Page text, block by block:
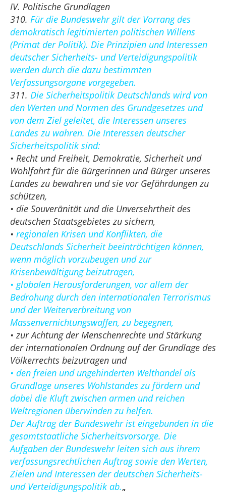
IV. Politische Grundlagen
310. Für die Bundeswehr gilt der Vorrang des
demokratisch legitimierten politischen Willens
(Primat der Politik). Die Prinzipien und Interessen
deutscher Sicherheits- und Verteidigungspolitik
werden durch die dazu bestimmten
Verfassungsorgane vorgegeben.
311. Die Sicherheitspolitik Deutschlands wird von
den Werten und Normen des Grundgesetzes und
von dem Ziel geleitet, die Interessen unseres
Landes zu wahren. Die Interessen deutscher
Sicherheitspolitik sind:
• Recht und Freiheit, Demokratie, Sicherheit und
Wohlfahrt für die Bürgerinnen und Bürger unseres
Landes zu bewahren und sie vor Gefährdungen zu
schützen,
• die Souveränität und die Unversehrtheit des
deutschen Staatsgebietes zu sichern,
• regionalen Krisen und Konflikten, die
Deutschlands Sicherheit beeinträchtigen können,
wenn möglich vorzubeugen und zur
Krisenbewältigung beizutragen,
• globalen Herausforderungen, vor allem der
Bedrohung durch den internationalen Terrorismus
und der Weiterverbreitung von
Massenvernichtungswaffen, zu begegnen,
• zur Achtung der Menschenrechte und Stärkung
der internationalen Ordnung auf der Grundlage des
Völkerrechts beizutragen und
• den freien und ungehinderten Welthandel als
Grundlage unseres Wohlstandes zu fördern und
dabei die Kluft zwischen armen und reichen
Weltregionen überwinden zu helfen.
Der Auftrag der Bundeswehr ist eingebunden in die
gesamtstaatliche Sicherheitsvorsorge. Die
Aufgaben der Bundeswehr leiten sich aus ihrem
verfassungsrechtlichen Auftrag sowie den Werten,
Zielen und Interessen der deutschen Sicherheits-
und Verteidigungspolitik ab.„